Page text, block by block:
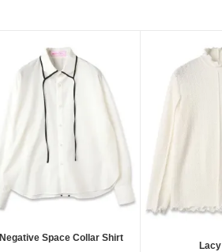
Negative Space Collar Shirt
Lacy